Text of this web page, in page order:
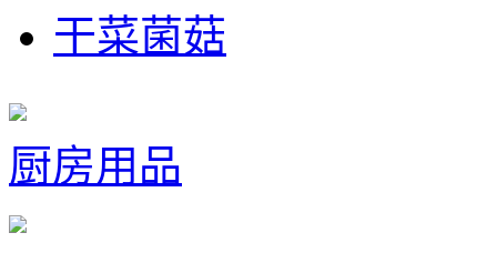
干菜菌菇
厨房用品